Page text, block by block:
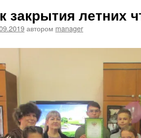
закрытия летних
автором manager